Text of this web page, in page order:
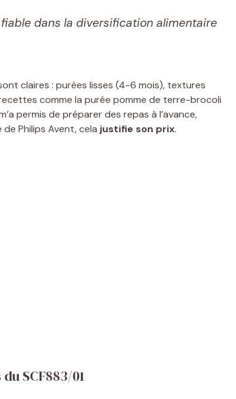
dans la diversification alimentaire
claires : purées lisses (4-6 mois), textures
comme la purée pomme de terre-brocoli
permis de préparer des repas à l’avance,
Philips Avent, cela justifie son prix.
SCF883/01